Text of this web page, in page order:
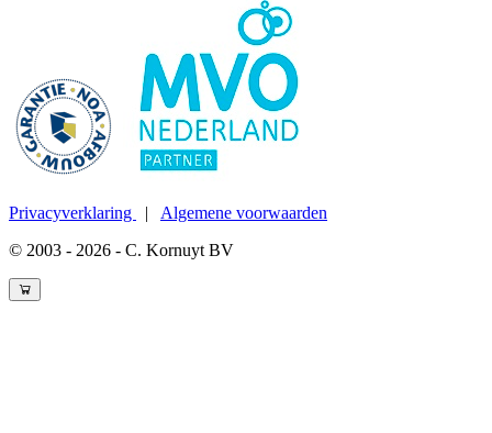
Privacyverklaring | Algemene voorwaarden
© 2003 - 2026 - C. Kornuyt BV